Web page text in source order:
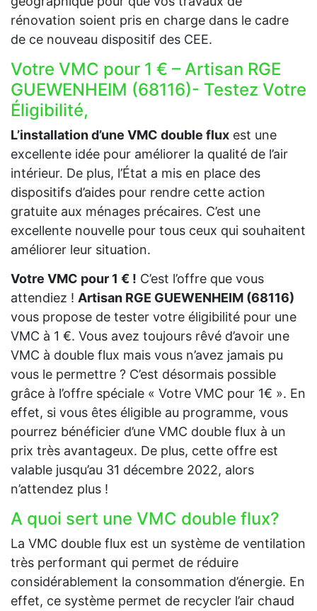
rénovation soient pris en charge dans le cadre
de ce nouveau dispositif des CEE.
Votre VMC pour 1 € – Artisan RGE
GUEWENHEIM (68116)- Testez Votre
Éligibilité,
L’installation d’une VMC double flux est une
excellente idée pour améliorer la qualité de l’air
intérieur. De plus, l’État a mis en place des
dispositifs d’aides pour rendre cette action
gratuite aux ménages précaires. C’est une
excellente nouvelle pour tous ceux qui souhaitent
améliorer leur situation.
Votre VMC pour 1 € ! C’est l’offre que vous
attendiez ! Artisan RGE GUEWENHEIM (68116)
vous propose de tester votre éligibilité pour une
VMC à 1 €. Vous avez toujours rêvé d’avoir une
VMC à double flux mais vous n’avez jamais pu
vous le permettre ? C’est désormais possible
grâce à l’offre spéciale « Votre VMC pour 1€ ». En
effet, si vous êtes éligible au programme, vous
pourrez bénéficier d’une VMC double flux à un
prix très avantageux. De plus, cette offre est
valable jusqu’au 31 décembre 2022, alors
n’attendez plus !
A quoi sert une VMC double flux?
La VMC double flux est un système de ventilation
très performant qui permet de réduire
considérablement la consommation d’énergie. En
effet, ce système permet de recycler l’air chaud